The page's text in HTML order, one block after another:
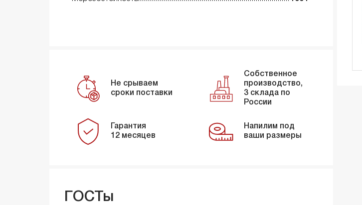
Не срываем
сроки поставки
Собственное
производство,
3 склада по
России
Гарантия
12 месяцев
Напилим под
ваши размеры
ГОСТы